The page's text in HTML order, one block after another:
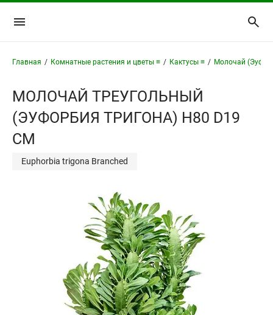
Главная / Комнатные растения и цветы ≡ / Кактусы ≡ / Молочай
МОЛОЧАЙ ТРЕУГОЛЬНЫЙ
(ЭУФОРБИЯ ТРИГОНА) H80 D19
СМ
Euphorbia trigona Branched